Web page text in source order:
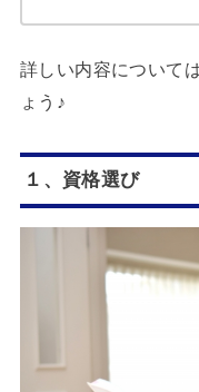
詳しい内容について
ょう♪
１、資格選び